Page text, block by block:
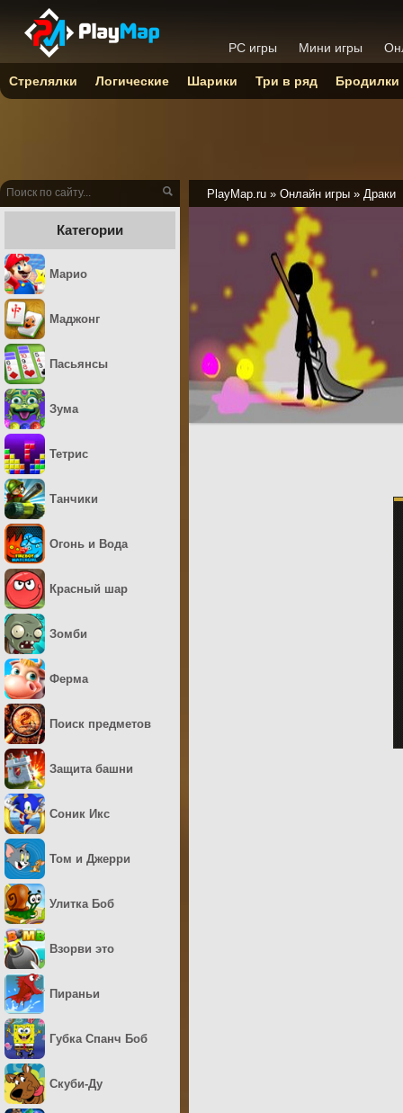
PlayMap.ru » Онлайн игры » Драки
Категории
Марио
Маджонг
Пасьянсы
Зума
Тетрис
Танчики
Огонь и Вода
Красный шар
Зомби
Ферма
Поиск предметов
Защита башни
Соник Икс
Том и Джерри
Улитка Боб
Взорви это
Пираньи
Губка Спанч Боб
Скуби-Ду
PC игры Мини игры
Стрелялки Логические Шарики Три в ряд Бродилки